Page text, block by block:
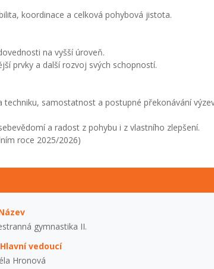
koordinace a celková pohybová jistota.
na vyšší úroveň.
prvky a další rozvoj svých schopností.
samostatnost a postupné překonávání
a radost z pohybu i z vlastního zlepšení.
roce 2025/2026)
gymnastika II.
Hlavní vedoucí
Hronová